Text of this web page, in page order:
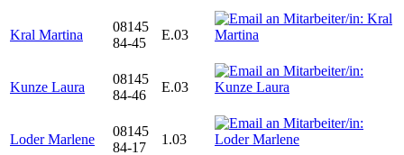
Kral Martina
08145
84-45
E.03
Kunze Laura
08145
84-46
E.03
Loder Marlene
08145
84-17
1.03